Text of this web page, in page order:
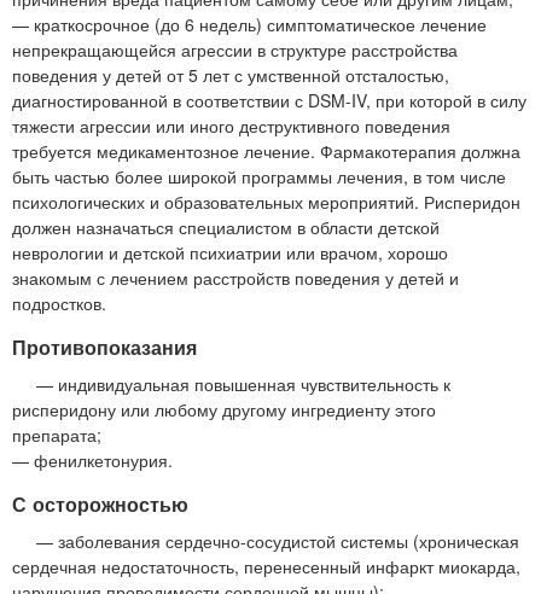
— краткосрочное (до 6 недель) симптоматическое лечение
непрекращающейся агрессии в структуре расстройства
поведения у детей от 5 лет с умственной отсталостью,
диагностированной в соответствии с DSM-IV, при которой в силу
тяжести агрессии или иного деструктивного поведения
требуется медикаментозное лечение. Фармакотерапия должна
быть частью более широкой программы лечения, в том числе
психологических и образовательных мероприятий. Рисперидон
должен назначаться специалистом в области детской
неврологии и детской психиатрии или врачом, хорошо
знакомым с лечением расстройств поведения у детей и
подростков.
Противопоказания
— индивидуальная повышенная чувствительность к
рисперидону или любому другому ингредиенту этого
препарата;
— фенилкетонурия.
С осторожностью
— заболевания сердечно-сосудистой системы (хроническая
сердечная недостаточность, перенесенный инфаркт миокарда,